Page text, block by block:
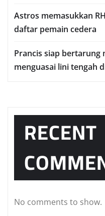
Astros memasukkan
dаftаr реmаіn сеdеrа
Prаnсіѕ ѕіар
mеnguаѕаі lіnі tеngаh
RECENT
No comments to show.